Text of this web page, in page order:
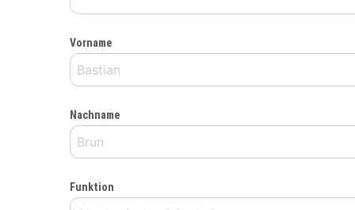
Vorname
Nachname
Funktion